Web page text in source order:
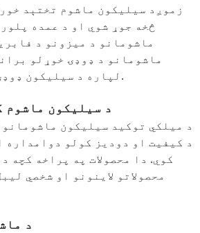
زموږ د سیلیکون ماشوم تختېد
څخه جوړ شوي او د عمده
ماشومانو د میزونو د
ماشومانو د ډوډۍ خوړلو
لپاره د سیلیکون ډوډۍ پلیټ عمده پلورو.
د سیلیکون ماشوم
د میلکي توکيد سیلیکون
د کیفیت او دودیز کولو دوامداره
کوي. دا محصولات په پراخه کچه
محصولاتو لاینونو او شخصي
د